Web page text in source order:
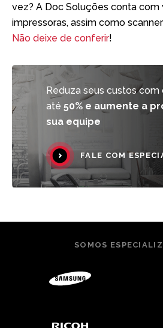
vez? A Doc Soluções conta com
impressoras, assim como
Não deixe de conferir!
Reduza seus custos
até 50% e aumente a
sua equipe
FALE COM
SOMOS